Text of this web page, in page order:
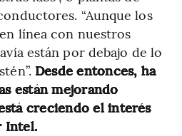
“Aunque los
línea con nuestros
están por debajo de lo
Desde entonces, ha
están mejorando
creciendo el interés
Intel.